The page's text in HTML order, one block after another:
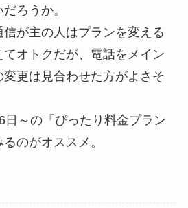
ろうか。
が主の人はプランを変える
てオトクだが、電話をメイン
更は見合わせた方がよさそ
日～の「ぴったり料金プラン
のがオススメ。